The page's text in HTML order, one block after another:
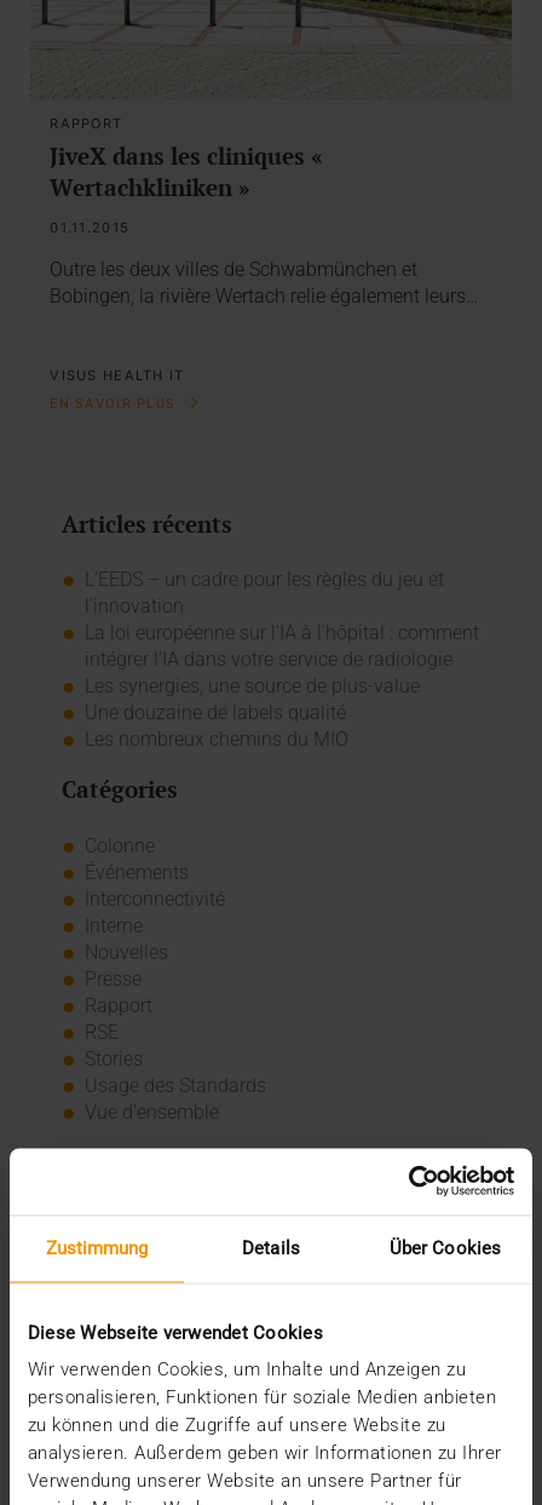
Zustimmung Details Über Cookies
Diese Webseite verwendet Cookies
Wir verwenden Cookies, um Inhalte und Anzeigen zu
personalisieren, Funktionen für soziale Medien anbieten
zu können und die Zugriffe auf unsere Website zu
analysieren. Außerdem geben wir Informationen zu Ihrer
Verwendung unserer Website an unsere Partner für
RAPPORT
JiveX dans les cliniques «
Wertachkliniken »
01.11.2015
Outre les deux villes de Schwabmünchen et
Bobingen, la rivière Wertach relie également leurs…
VISUS HEALTH IT
EN SAVOIR PLUS
Articles récents
L’EEDS – un cadre pour les règles du jeu et
l’innovation
La loi européenne sur l'IA à l'hôpital : comment
intégrer l'IA dans votre service de radiologie
Les synergies, une source de plus-value
Une douzaine de labels qualité
Les nombreux chemins du MIO
Catégories
Colonne
Événements
Interconnectivité
Interne
Nouvelles
Presse
Rapport
RSE
Stories
Usage des Standards
Vue d'ensemble
juillet (3)
juin (4)
janvier (3)
décembre (3)
novembre (2)
septembre (2)
août (2)
juillet (2)